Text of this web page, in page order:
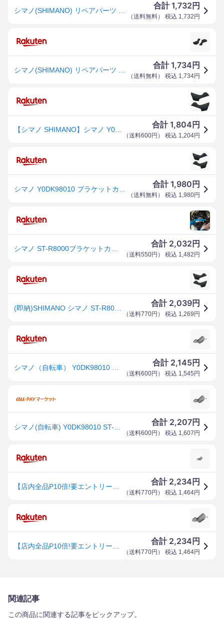
合計1,732 円
（送料無料） 税込 1,732 円
合計1,734 円
（送料無料） 税込 1,734円
合計1,804 円
（送料600円 ） 税込 1,204円
合計1,980 円
（送料無料） 税込 1,980円
合計 2,032 円
（送料550円 ） 税込 1,482 円
合計 2,039円
（送料770円 ） 税込 1,269 円
合計 2,145円
（送料600円 ） 税込 1,545 円
合計 2,207円
（送料600円 ） 税込 1,607 円
合計 2,234 円
（送料770円 ） 税込 1,464円
合計 2,234 円
（送料770円 ） 税込 1,464円
関連記事
この商品に関連する記事をピックアップ。